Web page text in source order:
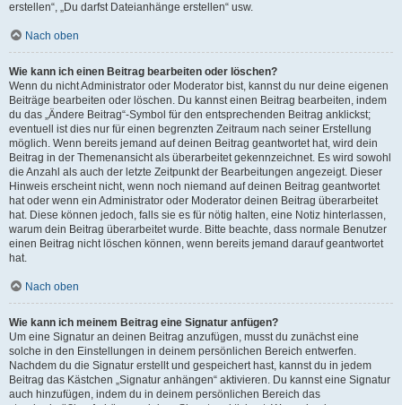
erstellen“, „Du darfst Dateianhänge erstellen“ usw.
Nach oben
Wie kann ich einen Beitrag bearbeiten oder löschen?
Wenn du nicht Administrator oder Moderator bist, kannst du nur deine eigenen
Beiträge bearbeiten oder löschen. Du kannst einen Beitrag bearbeiten, indem
du das „Ändere Beitrag“-Symbol für den entsprechenden Beitrag anklickst;
eventuell ist dies nur für einen begrenzten Zeitraum nach seiner Erstellung
möglich. Wenn bereits jemand auf deinen Beitrag geantwortet hat, wird dein
Beitrag in der Themenansicht als überarbeitet gekennzeichnet. Es wird sowohl
die Anzahl als auch der letzte Zeitpunkt der Bearbeitungen angezeigt. Dieser
Hinweis erscheint nicht, wenn noch niemand auf deinen Beitrag geantwortet
hat oder wenn ein Administrator oder Moderator deinen Beitrag überarbeitet
hat. Diese können jedoch, falls sie es für nötig halten, eine Notiz hinterlassen,
warum dein Beitrag überarbeitet wurde. Bitte beachte, dass normale Benutzer
einen Beitrag nicht löschen können, wenn bereits jemand darauf geantwortet
hat.
Nach oben
Wie kann ich meinem Beitrag eine Signatur anfügen?
Um eine Signatur an deinen Beitrag anzufügen, musst du zunächst eine
solche in den Einstellungen in deinem persönlichen Bereich entwerfen.
Nachdem du die Signatur erstellt und gespeichert hast, kannst du in jedem
Beitrag das Kästchen „Signatur anhängen“ aktivieren. Du kannst eine Signatur
auch hinzufügen, indem du in deinem persönlichen Bereich das